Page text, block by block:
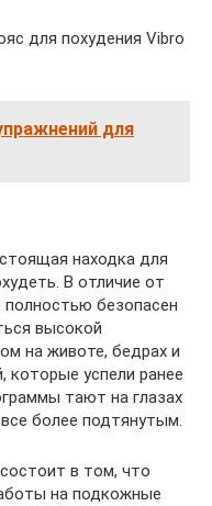
для похудения Vibro
для
находка для
В отличие от
безопасен
высокой
на животе, бедрах и
которые успели ранее
тают на глазах
более подтянутым.
в том, что
на подкожные